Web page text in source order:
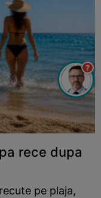
rece dupa
pe plaja,
?